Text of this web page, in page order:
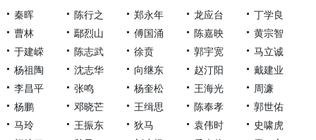
秦晖 陈行之 郑永年 龙应台
丁学良
曹林
鄢烈山 傅国涌 陈嘉映
黄宗智
于建嵘
陈志武 徐贲 郭宇宽
马立诚
杨祖陶
沈志华 向继东 赵汀阳
戴建业
李昌平
张鸣 杨奎松 王海光
周濂
杨鹏
邓晓芒 王缉思 陈奉孝
郭世佑
马玲
王振东 狄马 袁伟时
史啸虎